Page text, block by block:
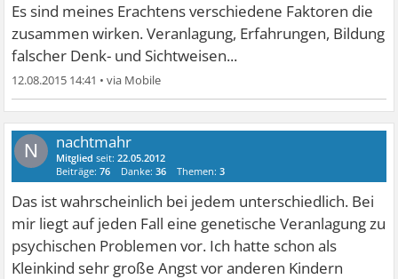
Es sind meines Erachtens verschiedene Faktoren die
zusammen wirken. Veranlagung, Erfahrungen, Bildung
falscher Denk- und Sichtweisen...
12.08.2015 14:41 •
N nachtmahr
Mitglied seit:22.05.2012
Beiträge:76 Danke:36 Themen:3
Das ist wahrscheinlich bei jedem unterschiedlich. Bei
mir liegt auf jeden Fall eine genetische Veranlagung zu
psychischen Problemen vor. Ich hatte schon als
Kleinkind sehr große Angst vor anderen Kindern